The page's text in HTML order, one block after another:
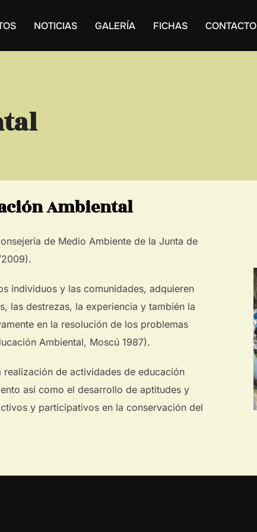
NOTICIAS GALERÍA FICHAS CONTACTO
Ambiental
de Medio Ambiente de la Junta de
individuos y las comunidades, adquieren
las destrezas, la experiencia y también la
en la resolución de los problemas
Ambiental, Moscú 1987).
realización de actividades de educación
así como el desarrollo de aptitudes y
y participativos en la conservación del